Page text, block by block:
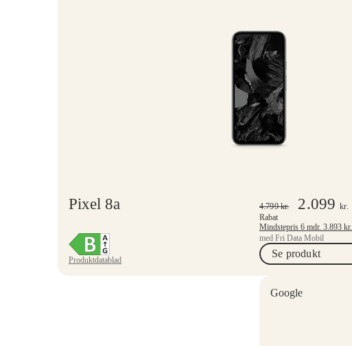
Pixel 8a
Produktdatablad
4.799kr. 2.099kr.
Rabat
Mindstepris 6 mdr. 3.893 kr.
med Fri Data Mobil
Se produkt
Google